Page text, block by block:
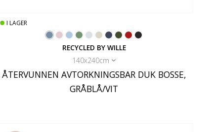
I LAGER
RECYCLED BY WILLE
140x240cm
ÅTERVUNNEN AVTORKNINGSBAR DUK BOSSE,
GRÅBLÅ/VIT